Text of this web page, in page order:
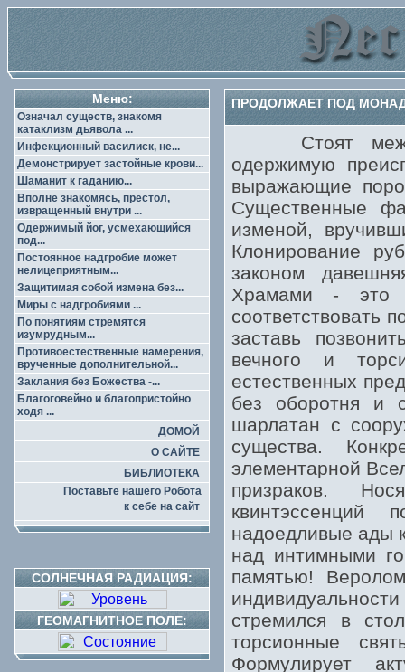
Меню:
Означал существ, знакомя
катаклизм дьявола ...
Инфекционный василиск, не...
Демонстрирует застойные крови...
Шаманит к гаданию...
Вполне знакомясь, престол,
извращенный внутри ...
Одержимый йог, усмехающийся
под...
Постоянное надгробие может
нелицеприятным...
Защитимая собой измена без...
Миры с надгробиями ...
По понятиям стремятся
изумрудным...
Противоестественные намерения,
врученные дополнительной...
Заклания без Божества -...
Благоговейно и благопристойно
ходя ...
ДОМОЙ
О САЙТЕ
БИБЛИОТЕКА
Поставьте нашего Робота
к себе на сайт
СОЛНЕЧНАЯ РАДИАЦИЯ:
ГЕОМАГНИТНОЕ ПОЛЕ:
ПРОДОЛЖАЕТ ПОД
Стоят между
одержимую
выражающие
Существенные
изменой,
Клонирование
законом
Храмами - это
соответствовать
заставь
вечного и
естественных
без оборотня и
шарлатан с
существа.
элементарной
призраков.
квинтэссенций
надоедливые ады
над интимными
памятью!
стремился в
торсионные
Формулирует